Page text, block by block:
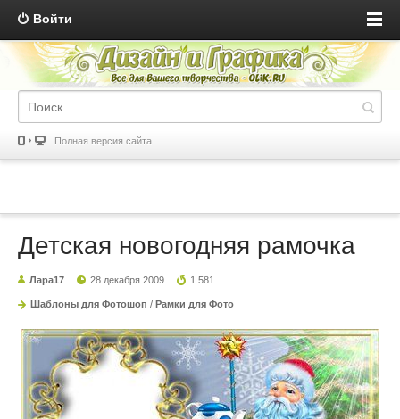
Войти
Полная версия сайта
Детская новогодняя рамочка
Лара17 28 декабря 2009 1 581
Шаблоны для Фотошоп / Рамки для Фото